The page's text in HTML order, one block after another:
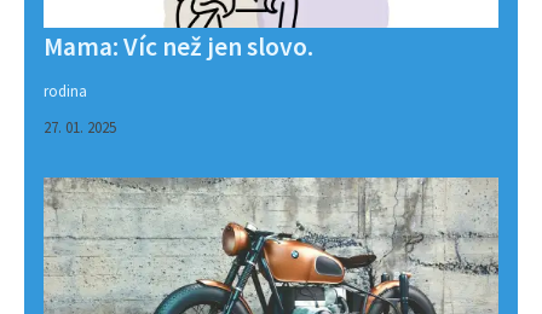
Mama: Víc než jen slovo.
rodina
27. 01. 2025